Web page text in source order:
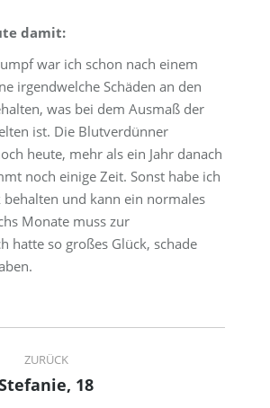
damit:
war ich schon nach einem
irgendwelche Schäden an den
was bei dem Ausmaß der
ist. Die Blutverdünner
heute, mehr als ein Jahr danach
noch einige Zeit. Sonst habe ich
behalten und kann ein normales
Monate muss zur
hatte so großes Glück, schade
ZURÜCK
Previous
18